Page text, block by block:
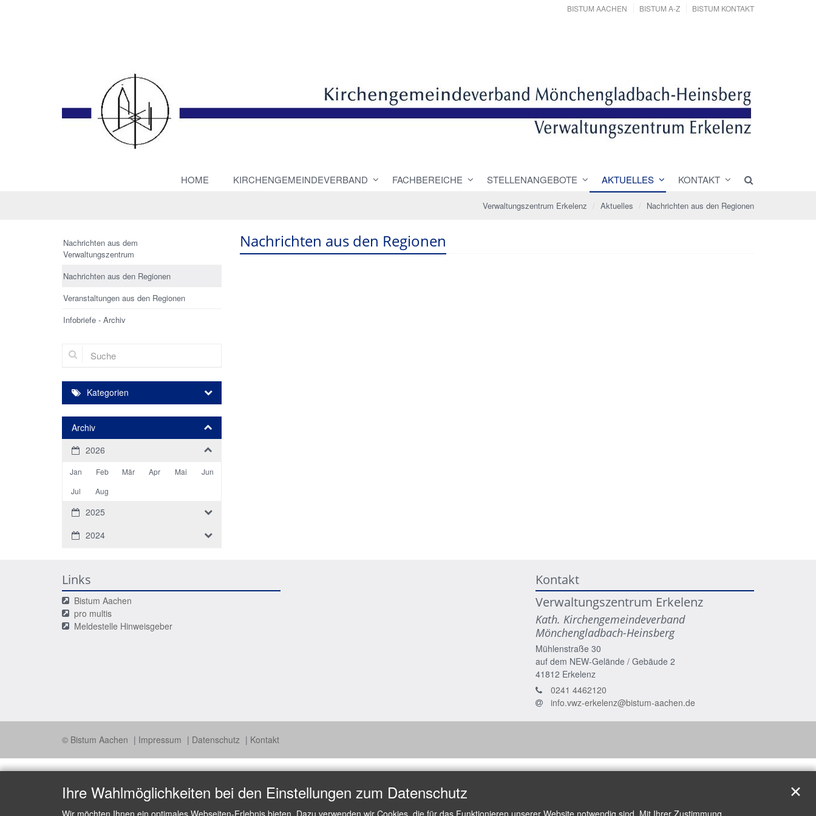
BISTUM AACHEN BISTUM A-Z BISTUM KONTAKT
HOME KIRCHENGEMEINDEVERBAND FACHBEREICHE STELLENANGEBOTE AKTUELLES KONTAKT
Verwaltungszentrum Erkelenz Aktuelles Nachrichten aus den Regionen
Nachrichten aus den Regionen
Nachrichten aus dem
Verwaltungszentrum
Nachrichten aus den Regionen
Veranstaltungen aus den Regionen
Infobriefe - Archiv
Suche
Kategorien
Archiv
2026
Jan Feb Mär Apr Mai
Jun
Jul
Aug
2025
2024
Links
Bistum Aachen
pro multis
Meldestelle Hinweisgeber
Kontakt
Verwaltungszentrum Erkelenz
Kath. Kirchengemeindeverband
Mönchengladbach-Heinsberg
Mühlenstraße 30
auf dem NEW-Gelände / Gebäude 2
41812 Erkelenz
0241 4462120
info.vwz-erkelenz@bistum-aachen.de
© Bistum Aachen Impressum Datenschutz Kontakt
Ihre Wahlmöglichkeiten bei den Einstellungen zum Datenschutz
Wir möchten Ihnen ein optimales Webseiten-Erlebnis bieten. Dazu verwenden wir Cookies, die für das Funktionieren unserer Website notwendig sind. Mit Ihrer Zustimmung
✕